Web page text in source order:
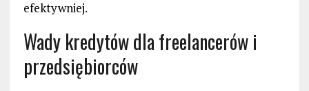
efektywniej.
Wady kredytów dla freelancerów i
przedsiębiorców